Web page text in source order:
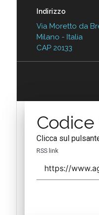
Indirizzo
Via Moretto da
Milano - Italia
CAP 20133
Codice
Clicca sul
RSS link